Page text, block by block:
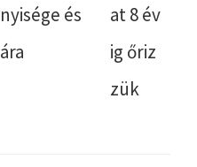
nyisége és
ára
at 8 év
ig őriz
zük